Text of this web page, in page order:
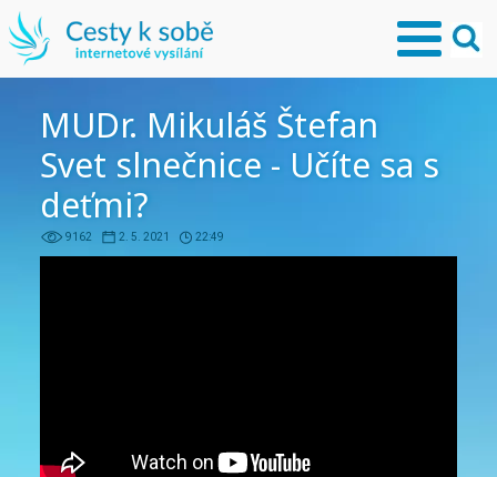
MUDr. Mikuláš Štefan
Svet slnečnice - Učíte sa s
deťmi?
9162 2. 5. 2021 22:49